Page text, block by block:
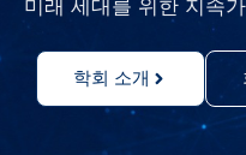
미래 세대를 위한 지속
학회 소개